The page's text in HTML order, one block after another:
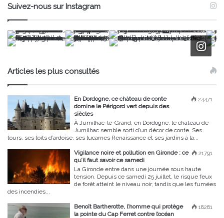
Suivez-nous sur Instagram
Articles les plus consultés
24471
En Dordogne, ce château de conte
domine le Périgord vert depuis des
siècles
À Jumilhac-le-Grand, en Dordogne, le château de
Jumilhac semble sorti d’un décor de conte. Ses
tours, ses toits d’ardoise, ses lucarnes Renaissance et ses jardins à la...
21791
Vigilance noire et pollution en Gironde : ce
qu’il faut savoir ce samedi
La Gironde entre dans une journée sous haute
tension. Depuis ce samedi 25 juillet, le risque feux
de forêt atteint le niveau noir, tandis que les fumées
des incendies...
18261
Benoît Bartherotte, l’homme qui protège
la pointe du Cap Ferret contre l’océan